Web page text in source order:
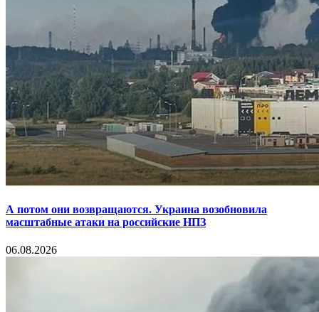
А потом они возвращаются. Украина возобновила
масштабные атаки на российские НПЗ
06.08.2026